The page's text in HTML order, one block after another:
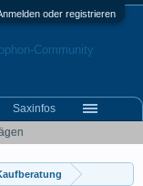
oder registrieren
Saxinfos